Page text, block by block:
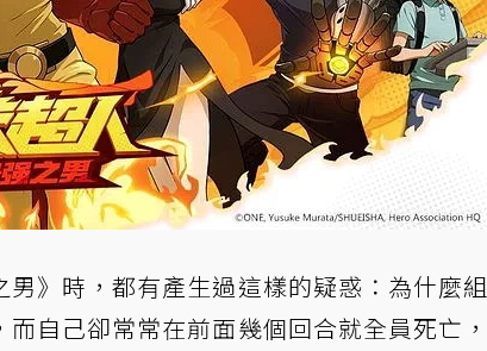
男》時，都有產生過這樣的疑惑：為什麼組
自己卻常常在前面幾個回合就全員死亡，